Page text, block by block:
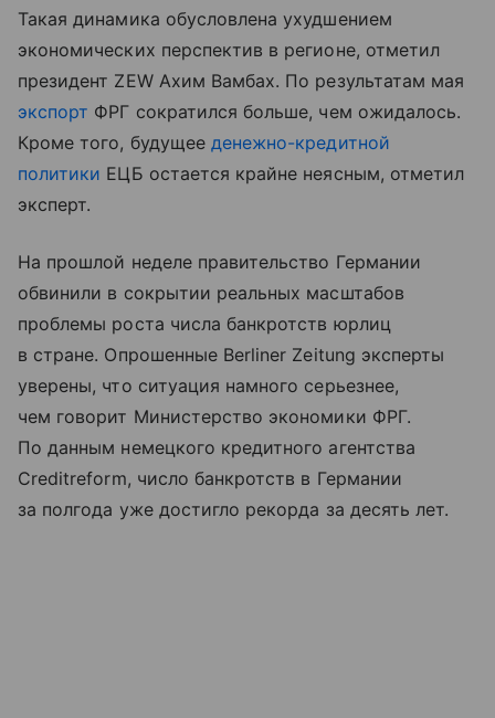
Такая динамика обусловлена ухудшением
экономических перспектив в регионе, отметил
президент ZEW Ахим Вамбах. По результатам мая
экспорт ФРГ сократился больше, чем ожидалось.
Кроме того, будущее денежно-кредитной
политики ЕЦБ остается крайне неясным, отметил
эксперт.
На прошлой неделе правительство Германии
обвинили в сокрытии реальных масштабов
проблемы роста числа банкротств юрлиц
в стране. Опрошенные Berliner Zeitung эксперты
уверены, что ситуация намного серьезнее,
чем говорит Министерство экономики ФРГ.
По данным немецкого кредитного агентства
Creditreform, число банкротств в Германии
за полгода уже достигло рекорда за десять лет.